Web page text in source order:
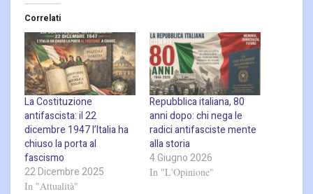
Correlati
La Costituzione
antifascista: il 22
dicembre 1947 l’Italia ha
chiuso la porta al
fascismo
22 Dicembre 2025
In "Attualità"
Repubblica italiana, 80
anni dopo: chi nega le
radici antifasciste mente
alla storia
4 Giugno 2026
In "L'Opinione"